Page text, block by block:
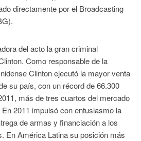
directamente por el Broadcasting
del acto la gran criminal
Como responsable de la
Clinton ejecutó la mayor venta
su país, con un récord de 66.300
más de tres cuartos del mercado
2011 impulsó con entusiasmo la
de armas y financiación a los
En América Latina su posición más